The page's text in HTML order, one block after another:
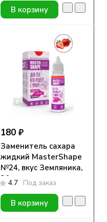
В корзину
180 ₽
Заменитель сахара
жидкий MasterShape
№24, вкус Земляника,
30мл
4.7 Под заказ
В корзину